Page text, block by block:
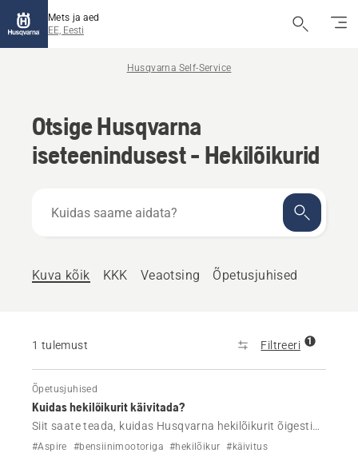
Mets ja aed
EE, Eesti
Husqvarna Self-Service
Otsige Husqvarna
iseteenindusest - Hekilõikurid
saame
Kuva kõik KKK Veaotsing Õpetusjuhised
1 tulemust Filtreeri 1
Õpetusjuhised
Kuidas hekilõikurit käivitada?
Siit saate teada, kuidas Husqvarna hekilõikurit õigesti
käivitada. Järgige külma ja sooja mootoriga käivitamise
#Aspire #bensiinimootoriga #hekilõikur #käivitus